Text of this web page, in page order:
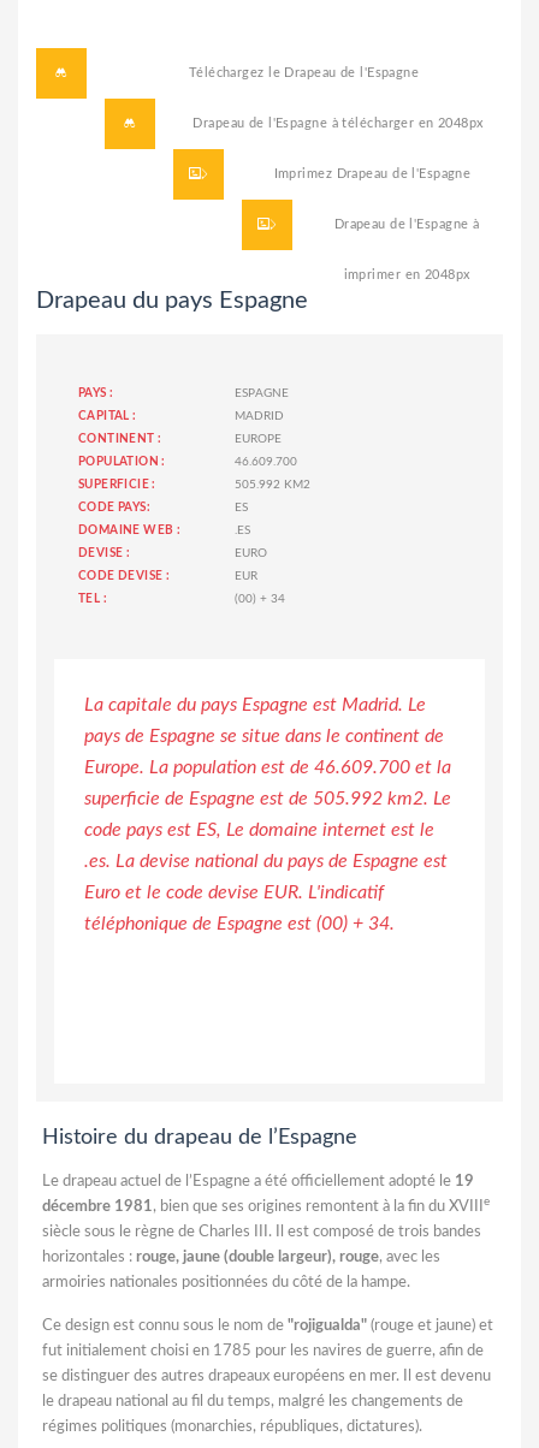
Téléchargez le Drapeau de l'Espagne
Drapeau de l'Espagne à télécharger en 2048px
Imprimez Drapeau de l'Espagne
Drapeau de l'Espagne à
imprimer en 2048px
Drapeau du pays Espagne
PAYS :
ESPAGNE
CAPITAL :
MADRID
CONTINENT :
EUROPE
POPULATION :
46.609.700
SUPERFICIE :
505.992 KM2
CODE PAYS:
ES
DOMAINE WEB :
.ES
DEVISE :
EURO
CODE DEVISE :
EUR
TEL :
(00) + 34
La capitale du pays Espagne est Madrid. Le
pays de Espagne se situe dans le continent de
Europe. La population est de 46.609.700 et la
superficie de Espagne est de 505.992 km2. Le
code pays est ES, Le domaine internet est le
.es. La devise national du pays de Espagne est
Euro et le code devise EUR. L'indicatif
téléphonique de Espagne est (00) + 34.
Histoire du drapeau de l’Espagne
Le drapeau actuel de l’Espagne a été officiellement adopté le 19
décembre 1981, bien que ses origines remontent à la fin du XVIII e
siècle sous le règne de Charles III. Il est composé de trois bandes
horizontales : rouge, jaune (double largeur), rouge, avec les
armoiries nationales positionnées du côté de la hampe.
Ce design est connu sous le nom de "rojigualda" (rouge et jaune) et
fut initialement choisi en 1785 pour les navires de guerre, afin de
se distinguer des autres drapeaux européens en mer. Il est devenu
le drapeau national au fil du temps, malgré les changements de
régimes politiques (monarchies, républiques, dictatures).